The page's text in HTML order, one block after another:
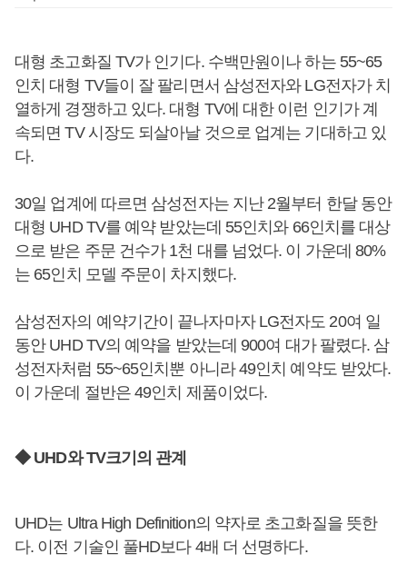
대형 초고화질 TV가 인기다. 수백만원이나 하는 55~65
인치 대형 TV들이 잘 팔리면서 삼성전자와 LG전자가 치
열하게 경쟁하고 있다. 대형 TV에 대한 이런 인기가 계
속되면 TV 시장도 되살아날 것으로 업계는 기대하고 있
다.
30일 업계에 따르면 삼성전자는 지난 2월부터 한달 동안
대형 UHD TV를 예약 받았는데 55인치와 66인치를 대상
으로 받은 주문 건수가 1천 대를 넘었다. 이 가운데 80%
는 65인치 모델 주문이 차지했다.
삼성전자의 예약기간이 끝나자마자 LG전자도 20여 일
동안 UHD TV의 예약을 받았는데 900여 대가 팔렸다. 삼
성전자처럼 55~65인치뿐 아니라 49인치 예약도 받았다.
이 가운데 절반은 49인치 제품이었다.
◆ UHD와 TV크기의 관계
UHD는 Ultra High Definition의 약자로 초고화질을 뜻한
다. 이전 기술인 풀HD보다 4배 더 선명하다.